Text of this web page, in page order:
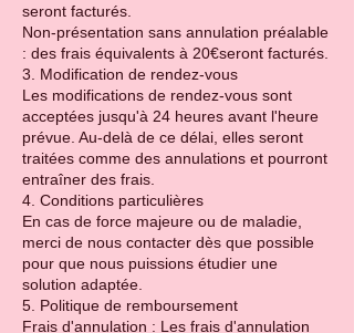
seront facturés.
Non-présentation sans annulation préalable
: des frais équivalents à 20€seront facturés.
3. Modification de rendez-vous
Les modifications de rendez-vous sont
acceptées jusqu'à 24 heures avant l'heure
prévue. Au-delà de ce délai, elles seront
traitées comme des annulations et pourront
entraîner des frais.
4. Conditions particulières
En cas de force majeure ou de maladie,
merci de nous contacter dès que possible
pour que nous puissions étudier une
solution adaptée.
5. Politique de remboursement
Frais d'annulation : Les frais d'annulation